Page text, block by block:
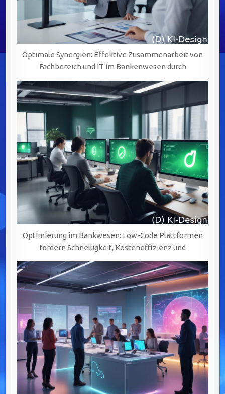
Optimale Synergien: Effektive Zusammenarbeit von
Fachbereich und IT im Bankenwesen durch
Optimierung im Bankwesen: Low-Code Plattformen
fördern Schnelligkeit, Kosteneffizienz und